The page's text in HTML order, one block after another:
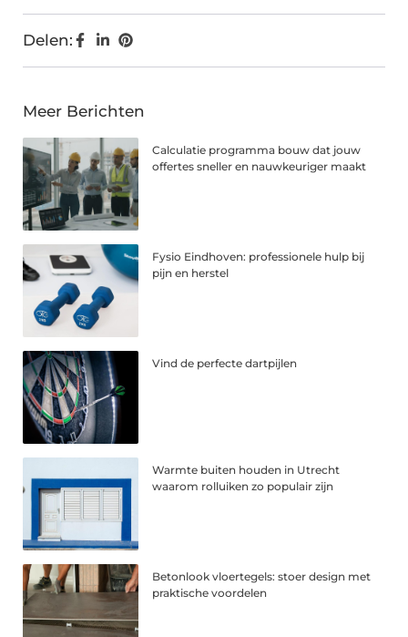
Delen:
Meer Berichten
Calculatie programma bouw dat jouw
offertes sneller en nauwkeuriger maakt
Fysio Eindhoven: professionele hulp bij
pijn en herstel
Vind de perfecte dartpijlen
Warmte buiten houden in Utrecht
waarom rolluiken zo populair zijn
Betonlook vloertegels: stoer design met
praktische voordelen